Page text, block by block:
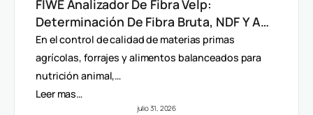
FIWE Analizador De Fibra Velp:
Determinación De Fibra Bruta, NDF Y ADF
En Alimentos Y Piensos
En el control de calidad de materias primas
agrícolas, forrajes y alimentos balanceados para
nutrición animal,…
Leer mas…
julio 31, 2026